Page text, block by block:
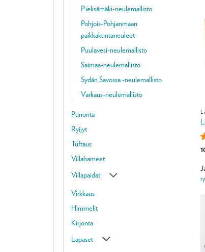
Pieksämäki-neulemallisto
Pohjois-Pohjanmaan
paikkakuntaneuleet
Puulavesi-neulemallisto
Saimaa-neulemallisto
Sydän Savossa -neulemallisto
Varkaus-neulemallisto
Punonta
Ryijyt
Tuftaus
Villahameet
Villapaidat
Virkkaus
Himmelit
Kirjonta
Lapaset
/
ry